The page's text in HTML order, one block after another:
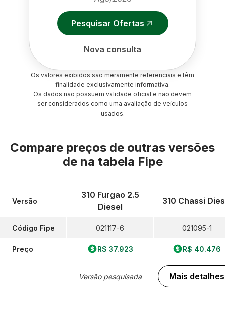
Pesquisar Ofertas
Nova consulta
Os valores exibidos são meramente referenciais e têm
finalidade exclusivamente informativa.
Os dados não possuem validade oficial e não devem
ser considerados como uma avaliação de veículos
usados.
Compare preços de outras versões
de na tabela Fipe
Versão
Código Fipe
Preço
310 Furgao 2.5
Diesel
021117-6
R$ 37.923
Versão pesquisada
310 Chassi
021095-1
R$ 40.476
Mais detalhes